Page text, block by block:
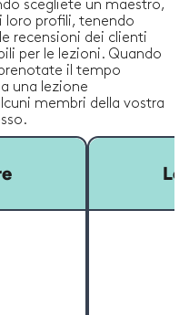
scegliete un maestro,
loro profili, tenendo
recensioni dei clienti
per le lezioni. Quando
il tempo
una lezione
membri della vostra